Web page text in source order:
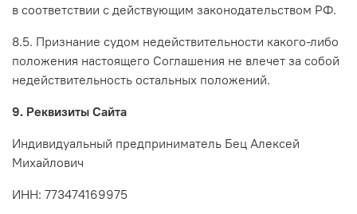
в соответствии с действующим законодательством РФ.
8.5. Признание судом недействительности какого-либо
положения настоящего Соглашения не влечет за собой
недействительность остальных положений.
9. Реквизиты Сайта
Индивидуальный предприниматель Бец Алексей
Михайлович
ИНН: 773474169975